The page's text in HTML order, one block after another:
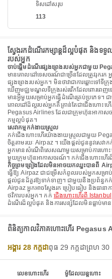
ទិសដៅសរុប
113
ស្វែងរកដំណើរកម្សាន្តដ៏ល្អបំផុត និងទ
របស់អ្នក
ចាប់ផ្តើមដំណើរផ្សងព្រេងរបស់អ្នកជាមួយ
មានគោលដៅទេសចរណ៍ជាច្រើនដែលត្រូវរុករក អ្ន
ផ្សងព្រេងរបស់អ្នក។ មិនថាវាជាការឆ្ពោះទៅទី
ឃើញមជ្ឈមណ្ឌលទីក្រុងរស់រវើកដែលពោរពេញទ
មានអ្វីមួយសម្រាប់អ្នកធ្វើដំណើរគ្រប់ប្រភេទ។
គោលដៅដ៏ល្អរបស់អ្នកគឺគ្រាន់តែជាជើងហោះហើ
Pegasus Airlines ដែលជាក្រុមហ៊ុនអាកា
កម្មល្អបំផុត។
សេវាកម្មកក់ងាយស្រួល
កក់ជើងហោះហើរយ៉ាងងាយស្រួលជាមួយ
ចិត្តតាមរយៈ Airpaz ។ យើងផ្តល់ជូននូវសេ
អ្នកមានសំណើពិសេសណាមួយសម្រាប់ការហោះហ
មួយក្រុមហ៊ុនអាកាសចរណ៍។ កក់ជើងហោះហើរ
កិច្ចព្រមព្រៀងដែលមិនអាចយកឈ្នះបានពី
ធ្វើឱ្យ Airpaz ជាជម្រើសកំពូលរបស់អ្នកសម្រ
ផ្តល់ជូនដ៏គួរឱ្យទាក់ទាញ។ ជាមួយនឹងប្រព័ន្
Airpaz អ្នកអាចស្វែងរក ប្រៀបធៀប និងធា
ថវិការបស់អ្នក។ កក់ ជើងហោះហើរពី Istanbul
ដំណើរដ៏ល្អបំផុត និងការសន្សំដែលមិនធ្លាប់មា
ពិនិត្យកាលវិភាគហោះហើរ
អង្គារ 28 កក្កដាពុធ 29 កក្កដាព្រហ 30
លេខហោះហើរ ម៉ូដែលយន្តហោះ